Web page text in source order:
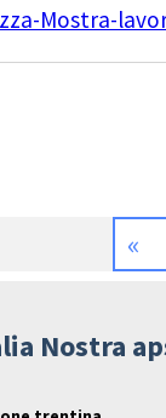
Mostra-
«
Nostra